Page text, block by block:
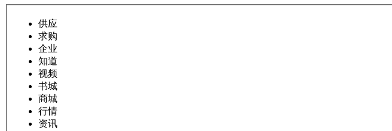
供应
求购
企业
知道
视频
书城
商城
行情
资讯